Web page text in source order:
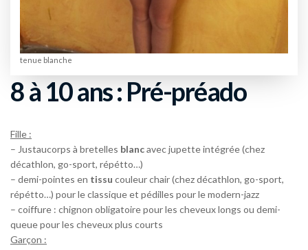
tenue blanche
8 à 10 ans : Pré-préado
Fille :
– Justaucorps à bretelles blancavec jupette intégrée (chez
décathlon, go-sport, répétto…)
– demi-pointes en tissu couleur chair (chez décathlon, go-sport,
répétto…) pour le classique et pédilles pour le modern-jazz
– coiffure : chignon obligatoire pour les cheveux longs ou demi-
queue pour les cheveux plus courts
Garçon :